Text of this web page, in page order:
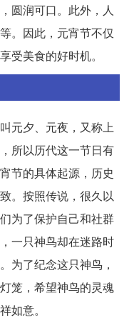
圆润可口。此外，人
。因此，元宵节不仅
受美食的好时机。
元夕、元夜，又称上
所以历代这一节日有
节的具体起源，历史
。按照传说，很久以
为了保护自己和社群
一只神鸟却在迷路时
为了纪念这只神鸟，
笼，希望神鸟的灵魂
如意。